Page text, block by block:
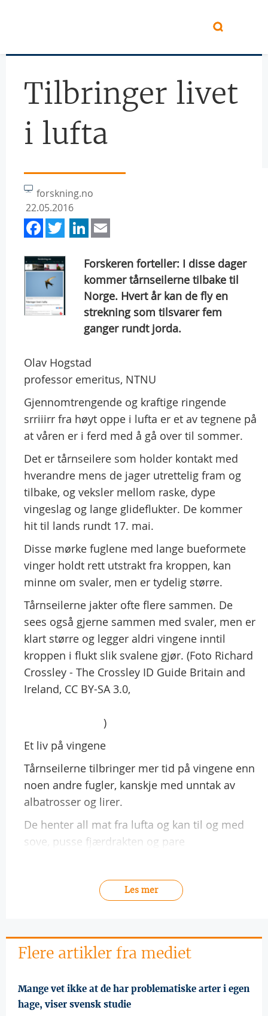
Tilbringer livet
i lufta
forskning.no
22.05.2016
Facebook
TwitterLinkedIn
Forskeren forteller: I disse dager
kommer tårnseilerne tilbake til
Norge. Hvert år kan de fly en
strekning som tilsvarer fem
ganger rundt jorda.
Olav Hogstad
professor emeritus, NTNU
Gjennomtrengende og kraftige ringende
srriiirr fra høyt oppe i lufta er et av tegnene på
at våren er i ferd med å gå over til sommer.
Det er tårnseilere som holder kontakt med
hverandre mens de jager utrettelig fram og
tilbake, og veksler mellom raske, dype
vingeslag og lange glideflukter. De kommer
hit til lands rundt 17. mai.
Disse mørke fuglene med lange bueformete
vinger holdt rett utstrakt fra kroppen, kan
minne om svaler, men er tydelig større.
Tårnseilerne jakter ofte flere sammen. De
sees også gjerne sammen med svaler, men er
klart større og legger aldri vingene inntil
kroppen i flukt slik svalene gjør. (Foto Richard
Crossley - The Crossley ID Guide Britain and
Ireland, CC BY-SA 3.0,
)
Et liv på vingene
Tårnseilerne tilbringer mer tid på vingene enn
noen andre fugler, kanskje med unntak av
albatrosser og lirer.
De henter all mat fra lufta og kan til og med
sove, pusse fjærdrakten og pare
Les mer
Flere artikler fra mediet
Mange vet ikke at de har problematiske arter i egen
hage, viser svensk studie